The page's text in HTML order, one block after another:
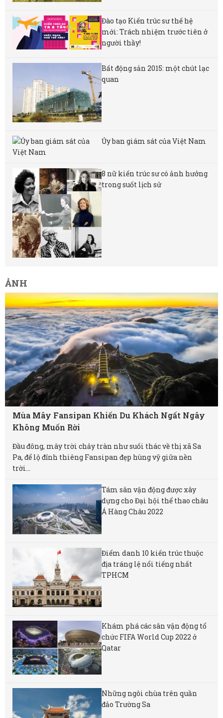
Đào tạo Kiến trúc sư thế hệ
mới: Trách nhiệm trước tiên ở
người thầy!
Bất động sản 2015: một chút lạc
quan
Ủy ban giám sát của Việt Nam
8 nữ kiến ​​trúc sư có ảnh hưởng
trong suốt lịch sử
ẢNH
Mùa Mây Fansipan Khiến Du Khách Ngất Ngây
Không Muốn Rời
Đầu đông, mây trời chảy tràn như suối thác về thị xã Sa
Pa, để lộ đỉnh thiêng Fansipan đẹp hùng vỹ giữa nền
trời...
Tám sân vận động được xây
dựng cho Đại hội thể thao châu
Á Hàng Châu 2022
Điểm danh 10 kiến trúc thuộc
địa tráng lệ nổi tiếng nhất
TPHCM
Khám phá các sân vận động tổ
chức FIFA World Cup 2022 ở
Qatar
Những ngôi chùa trên quần
đảo Trường Sa